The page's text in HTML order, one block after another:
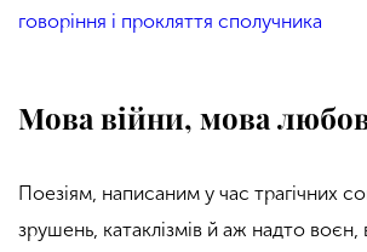
говоріння і прокляття сполучника
Мова війни, мова
Поезіям, написаним у час трагічних
зрушень, катаклізмів й аж надто воєн,